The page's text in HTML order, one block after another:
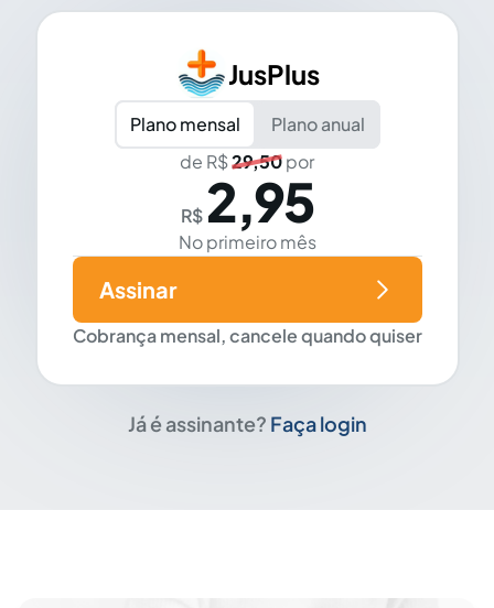
JusPlus
Plano mensal
Plano anual
de R$29,50por
R$ 2,95
No primeiro mês
Cobrança mensal, cancele quando quiser
Assinar
Já é assinante? Faça login